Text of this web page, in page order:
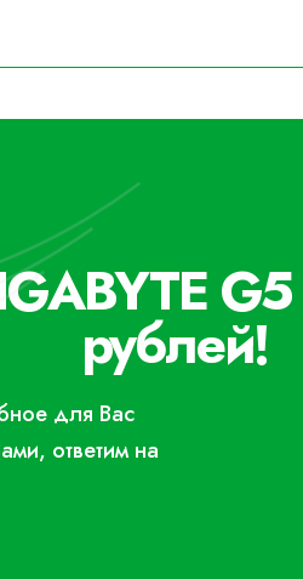
рублей!
для Вас
ответим на